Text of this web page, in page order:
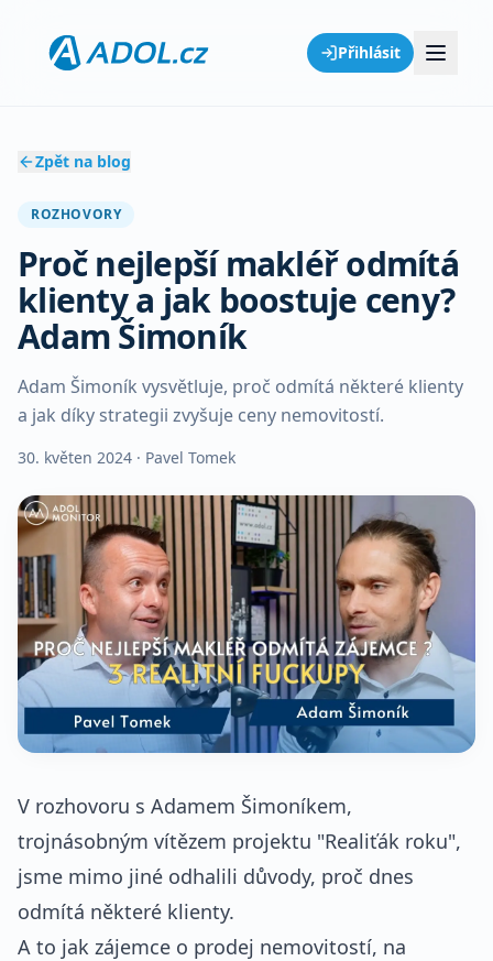
Přihlásit
Zpět na blog
ROZHOVORY
Proč nejlepší makléř odmítá
klienty a jak boostuje ceny?
Adam Šimoník
Adam Šimoník vysvětluje, proč odmítá některé klienty
a jak díky strategii zvyšuje ceny nemovitostí.
30. květen 2024 · Pavel Tomek
V rozhovoru s Adamem Šimoníkem,
trojnásobným vítězem projektu "Realiťák roku",
jsme mimo jiné odhalili důvody, proč dnes
odmítá některé klienty.
A to jak zájemce o prodej nemovitostí, na